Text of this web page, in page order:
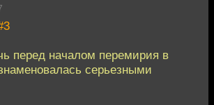
перед началом перемирия в
серьезными